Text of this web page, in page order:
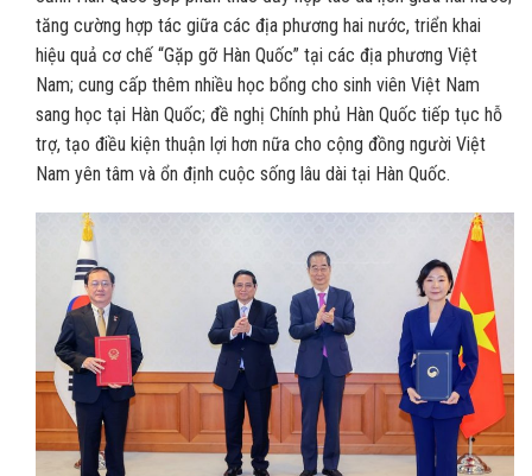
tăng cường hợp tác giữa các địa phương hai nước, triển khai
hiệu quả cơ chế “Gặp gỡ Hàn Quốc” tại các địa phương Việt
Nam; cung cấp thêm nhiều học bổng cho sinh viên Việt Nam
sang học tại Hàn Quốc; đề nghị Chính phủ Hàn Quốc tiếp tục hỗ
trợ, tạo điều kiện thuận lợi hơn nữa cho cộng đồng người Việt
Nam yên tâm và ổn định cuộc sống lâu dài tại Hàn Quốc.